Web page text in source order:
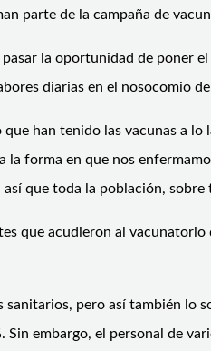
parte de la campaña de
la oportunidad de poner
diarias en el nosocomio
han tenido las vacunas a lo
forma en que nos
que toda la población,
que acudieron al
pero así también lo
embargo, el personal de